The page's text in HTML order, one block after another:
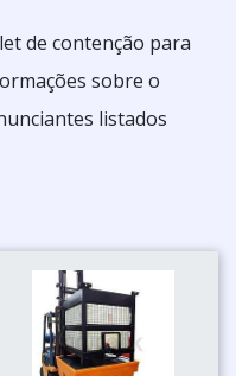
de contenção para
sobre o
listados